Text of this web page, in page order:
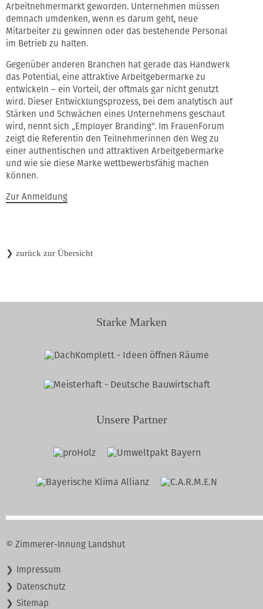
Arbeitnehmermarkt geworden. Unternehmen müssen
demnach umdenken, wenn es darum geht, neue
Mitarbeiter zu gewinnen oder das bestehende Personal
im Betrieb zu halten.
Gegenüber anderen Branchen hat gerade das Handwerk
das Potential, eine attraktive Arbeitgebermarke zu
entwickeln – ein Vorteil, der oftmals gar nicht genutzt
wird. Dieser Entwicklungsprozess, bei dem analytisch auf
Stärken und Schwächen eines Unternehmens geschaut
wird, nennt sich „Employer Branding“. Im FrauenForum
zeigt die Referentin den Teilnehmerinnen den Weg zu
einer authentischen und attraktiven Arbeitgebermarke
und wie sie diese Marke wettbewerbsfähig machen
können.
Zur Anmeldung
❯ zurück zur Übersicht
Starke Marken
Unsere Partner
© Zimmerer-Innung Landshut
Navigation
Impressum
Datenschutz
Sitemap